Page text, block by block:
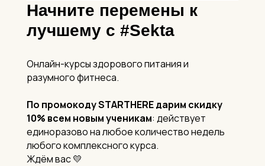
Начните перемены к
лучшему с #Sekta
Онлайн-курсы здорового питания и
разумного фитнеса.
По промокоду STARTHEREдарим скидку
10% всем новым ученикам: действует
единоразово на любое количество недель
любого комплексного курса.
Ждём вас 💛